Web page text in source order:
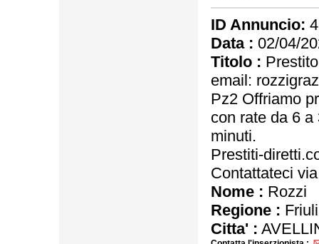
ID Annuncio:
Data : 02/04/
Titolo :
email:
Pz2 Offriamo
con rate da 6
minuti.
Prestiti-
Contattateci
Nome : Rozzi
Regione :
Citta' :